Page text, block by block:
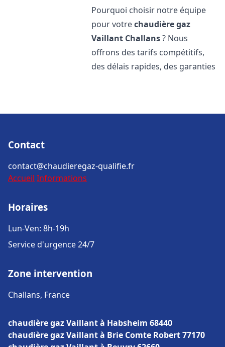
Pourquoi choisir notre équipe
pour votrechaudière gaz
Vaillant Challans? Nous
offrons des tarifs compétitifs,
des délais rapides, des garanties
Contact
contact@chaudieregaz-qualifie.fr
Accueil Informations
Horaires
Lun-Ven: 8h-19h
Service d'urgence 24/7
Zone intervention
Challans, France
chaudière gaz Vaillant à Habsheim 68440
chaudière gaz Vaillant à Brie Comte Robert 77170